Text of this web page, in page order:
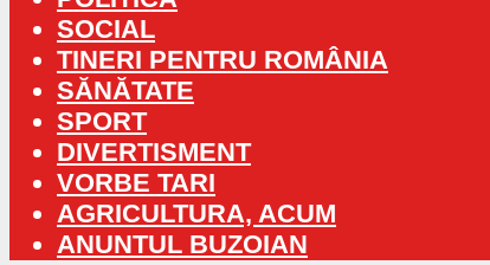
SOCIAL
TINERI PENTRU ROMÂNIA
SĂNĂTATE
SPORT
DIVERTISMENT
VORBE TARI
AGRICULTURA, ACUM
ANUNTUL BUZOIAN